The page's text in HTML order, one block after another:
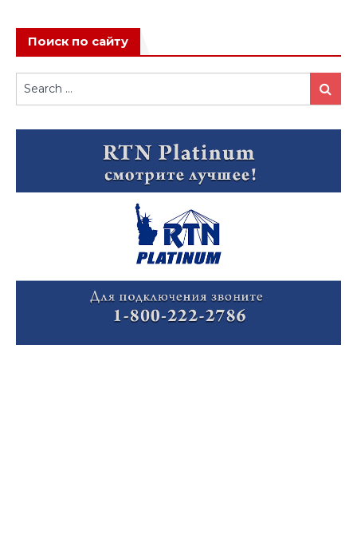
Поиск по сайту
Search
for:
Search